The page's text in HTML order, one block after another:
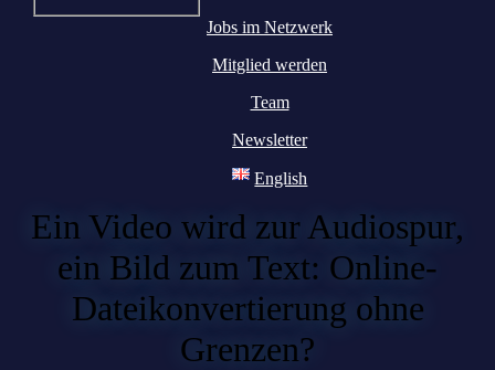
Jobs im Netzwerk
Mitglied werden
Team
Newsletter
English
Ein Video wird zur Audiospur,
ein Bild zum Text: Online-
Dateikonvertierung ohne
Grenzen?